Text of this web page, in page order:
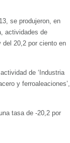
se produjeron, en
actividades de
del 20,2 por ciento en
de ‘Industria
y ferroaleaciones’,
tasa de -20,2 por